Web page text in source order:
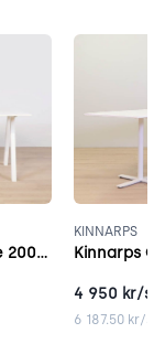
Martela Frankie 200x120 cm vit
KINNARPS
4 950 kr/st
6 187.50kr/st